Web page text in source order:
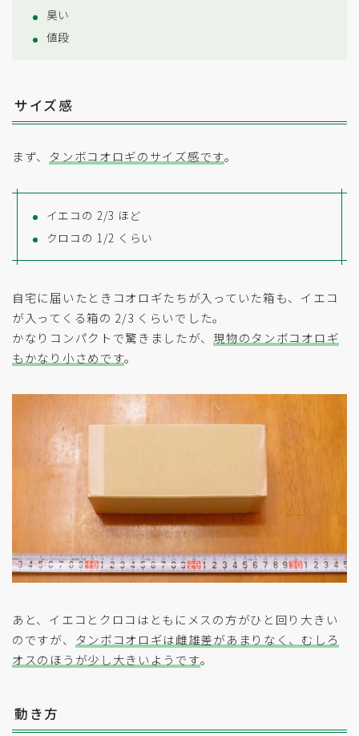
臭い
値段
サイズ感
まず、 タンボコオロギのサイズ感です。
イエコの 2/3 ほど
クロコの 1/2 くらい
自宅に届いたときコオロギたちが入っていた箱も、イエコ
が入ってくる箱の 2/3 くらいでした。
かなりコンパクトで驚きましたが、現物のタンボコオロギ
もかなり小さめです。
あと、イエコとクロコはともにメスの方がひと回り大きい
のですが、 タンボコオロギは雌雄差があまりなく、むしろ
オスのほうが少し大きいようです。
動き方